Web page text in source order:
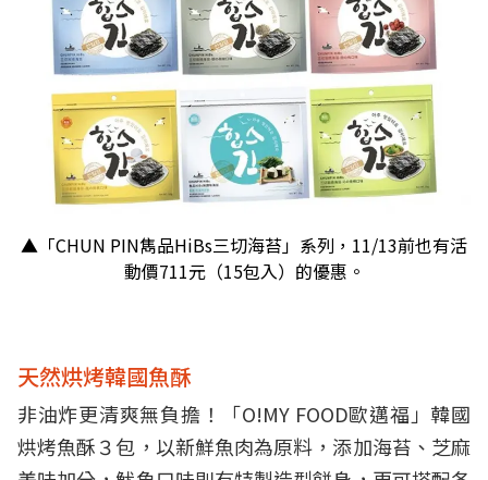
▲「CHUN PIN雋品HiBs三切海苔」系列，11/13前也有活
動價711元（15包入）的優惠。
天然烘烤韓國魚酥
非油炸更清爽無負擔！「O!MY FOOD歐邁福」韓國
烘烤魚酥３包，以新鮮魚肉為原料，添加海苔、芝麻